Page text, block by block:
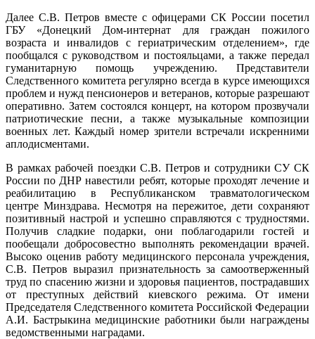
Далее С.В. Петров вместе с офицерами СК России посетил
ГБУ «Донецкий Дом-интернат для граждан пожилого
возраста и инвалидов с гериатрическим отделением», где
пообщался с руководством и постояльцами, а также передал
гуманитарную помощь учреждению. Представители
Следственного комитета регулярно всегда в курсе имеющихся
проблем и нужд пенсионеров и ветеранов, которые разрешают
оперативно. Затем состоялся концерт, на котором прозвучали
патриотические песни, а также музыкальные композиции
военных лет. Каждый номер зрители встречали искренними
аплодисментами.
В рамках рабочей поездки С.В. Петров и сотрудники СУ СК
России по ДНР навестили ребят, которые проходят лечение и
реабилитацию в Республиканском травматологическом
центре Минздрава. Несмотря на пережитое, дети сохраняют
позитивный настрой и успешно справляются с трудностями.
Получив сладкие подарки, они поблагодарили гостей и
пообещали добросовестно выполнять рекомендации врачей.
Высоко оценив работу медицинского персонала учреждения,
С.В. Петров выразил признательность за самоотверженный
труд по спасению жизни и здоровья пациентов, пострадавших
от преступных действий киевского режима. От имени
Председателя Следственного комитета Российской Федерации
А.И. Бастрыкина медицинские работники были награждены
ведомственными наградами.